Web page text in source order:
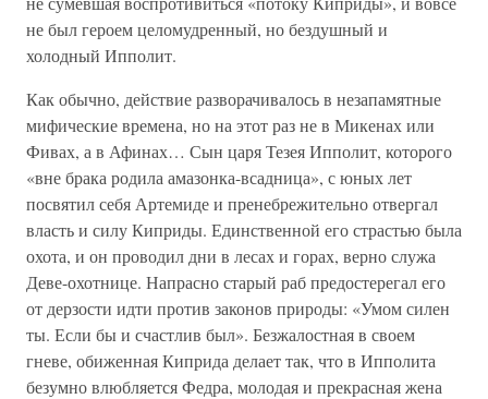
не был героем целомудренный, но бездушный и
холодный Ипполит.
Как обычно, действие разворачивалось в незапамятные
мифические времена, но на этот раз не в Микенах или
Фивах, а в Афинах… Сын царя Тезея Ипполит, которого
«вне брака родила амазонка-всадница», с юных лет
посвятил себя Артемиде и пренебрежительно отвергал
власть и силу Киприды. Единственной его страстью была
охота, и он проводил дни в лесах и горах, верно служа
Деве-охотнице. Напрасно старый раб предостерегал его
от дерзости идти против законов природы: «Умом силен
ты. Если бы и счастлив был». Безжалостная в своем
гневе, обиженная Киприда делает так, что в Ипполита
безумно влюбляется Федра, молодая и прекрасная жена